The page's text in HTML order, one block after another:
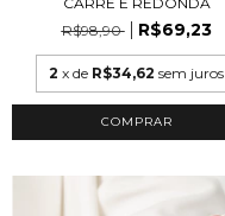
R$98,90
R$69,23
2 x de R$34,62 sem juros
COMPRAR